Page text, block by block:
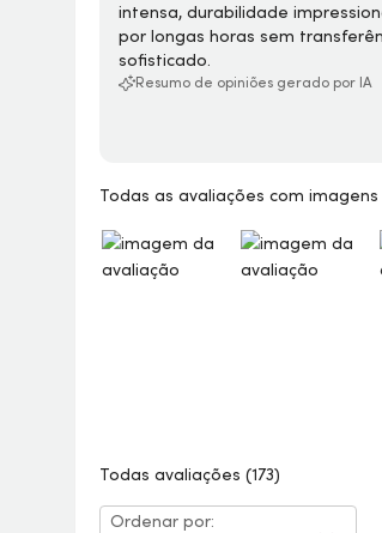
intensa, durabilidade
por longas horas sem
sofisticado.
Resumo de opiniões gerado por IA
Todas as avaliações com imagens
Todas avaliações (173)
Ordenar por: